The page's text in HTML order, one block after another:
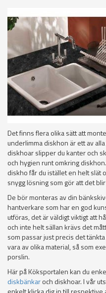
Det finns flera olika sätt att
underlimma diskhon är ett av
diskhoar slipper du kanter och
och hygien runt omkring
diskho får du istället en helt slät
snygg lösning som gör att det
De bör monteras av din
hantverkare som har en god
utföras, det är väldigt viktigt att
och inte helt sällan krävs det
som passar just precis det
vara av olika material, så som
porslin.
Här på Köksportalen kan du
diskbänkaroch diskhoar. I vår